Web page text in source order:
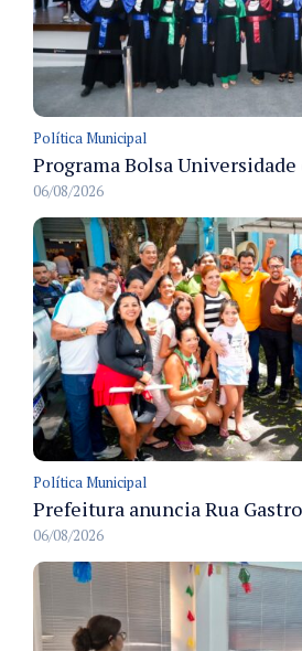
Política Municipal
06/08/2026
Política Municipal
06/08/2026